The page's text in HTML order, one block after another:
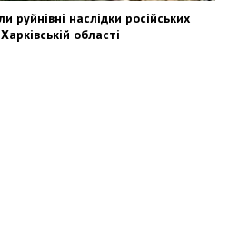
руйнівні наслідки російських
області